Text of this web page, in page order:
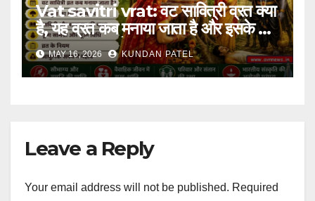
Vat savitri vrat: वट सावित्री व्रत क्या
है, यह व्रत कब मनाया जाता है और इसके पीछे
की कहानी क्या है?..
MAY 16, 2026 KUNDAN PATEL
Leave a Reply
Your email address will not be published. Required